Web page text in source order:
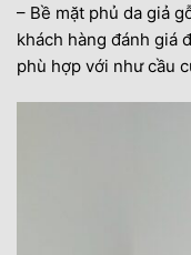
– Bề mặt phủ da giả
khách hàng đánh giá
phù hợp với như cầu